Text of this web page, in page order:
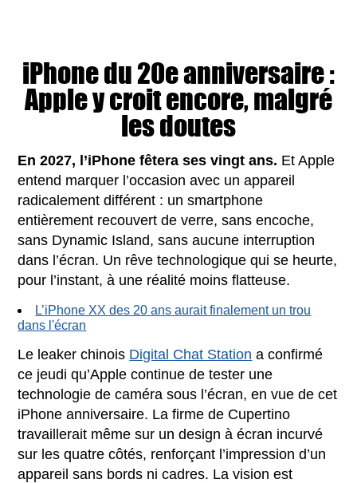
iPhone du 20e anniversaire :
Apple y croit encore, malgré
les doutes
En 2027, l’iPhone fêtera ses vingt ans. Et Apple
entend marquer l’occasion avec un appareil
radicalement différent : un smartphone
entièrement recouvert de verre, sans encoche,
sans Dynamic Island, sans aucune interruption
dans l’écran. Un rêve technologique qui se heurte,
pour l’instant, à une réalité moins flatteuse.
L’iPhone XX des 20 ans aurait finalement un trou
dans l'écran
Le leaker chinois Digital Chat Station a confirmé
ce jeudi qu’Apple continue de tester une
technologie de caméra sous l’écran, en vue de cet
iPhone anniversaire. La firme de Cupertino
travaillerait même sur un design à écran incurvé
sur les quatre côtés, renforçant l’impression d’un
appareil sans bords ni cadres. La vision est